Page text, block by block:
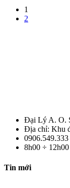
1
2
Đại Lý A. O.
Địa chỉ: Khu
0906.549.333
8h00 ÷
Tin mới